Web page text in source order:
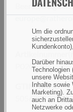
Um die
Darüber
Technologien
unsere
Inhalte
Marketing).
auch an
Netzwerke
Beerse, Belgium,
P0200724
GTIN (EAN):